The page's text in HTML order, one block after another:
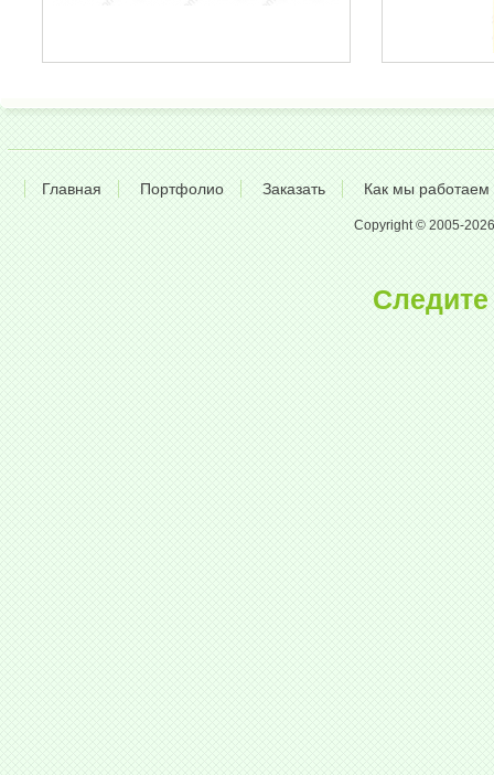
Главная Портфолио Заказать Как мы работаем
Copyright © 2005-